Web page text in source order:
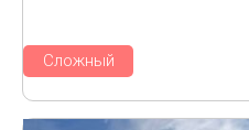
Сложный